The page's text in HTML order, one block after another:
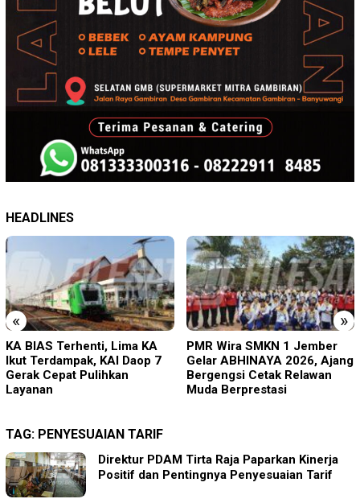
HEADLINES
« »
PMR Wira SMKN 1 Jember
Gelar ABHINAYA 2026, Ajang
Bergengsi Cetak Relawan
Muda Berprestasi
Imigrasi Ponorogo Deportasi
Satu WN Tiongkok
Salahgunakan Ijin Tinggal
TAG: PENYESUAIAN TARIF
Direktur PDAM Tirta Raja Paparkan Kinerja
Positif dan Pentingnya Penyesuaian Tarif